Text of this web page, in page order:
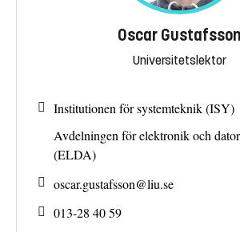
Oscar Gustafsson
Universitetslektor
Institutionen för systemteknik (ISY)
Avdelningen för elektronik och
(ELDA)
oscar.gustafsson@liu.se
013-28 40 59